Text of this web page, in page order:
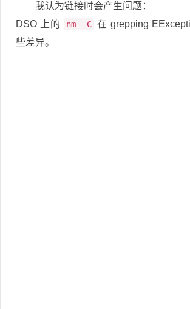
我认为链接时会产生问题：
DSO 上的
nm -C 在 grepping
些差异。